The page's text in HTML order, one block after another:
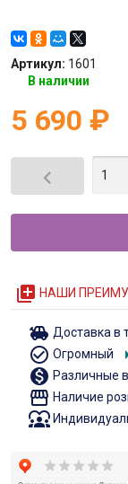
Артикул: 1601
В наличии
5 690 ₽

queue НАШИ
toys Доставка в
check_circle_outline Огромный
monetization_on Различные
storefront Наличие
diversity_1